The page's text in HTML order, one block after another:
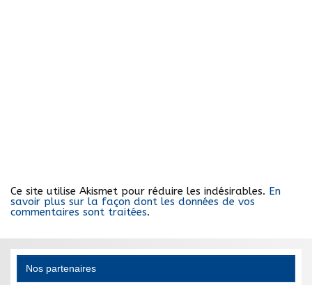
Ce site utilise Akismet pour réduire les indésirables. En
savoir plus sur la façon dont les données de vos
commentaires sont traitées.
Nos partenaires